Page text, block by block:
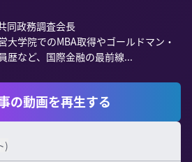
同政務調査会長
大学院でのMBA取得やゴールドマン・
歴など、国際金融の最前線...
の動画を再生する
)